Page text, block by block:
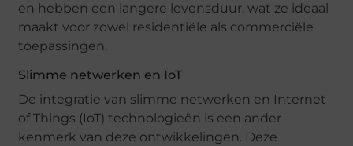
en hebben een langere levensduur, wat ze ideaal
maakt voor zowel residentiële als commerciële
toepassingen.
Slimme netwerken en IoT
De integratie van slimme netwerken en Internet
of Things (IoT) technologieën is een ander
kenmerk van deze ontwikkelingen. Deze